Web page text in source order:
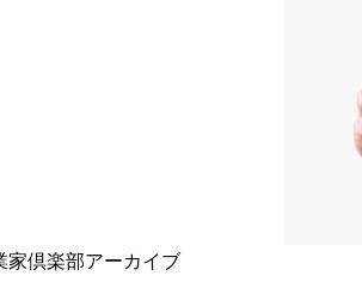
家倶楽部アーカイブ